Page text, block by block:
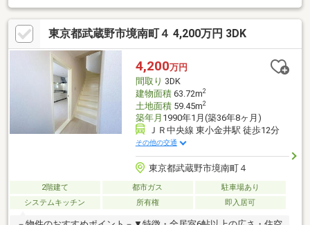
り・各階にトイレを設置・2台駐車可能(車種による)・3LDKに間
取変更可能(別途費用要)▼設備・床暖房・浴室1620サイズ・浴室
乾燥機・食器洗乾燥機▼周辺環境・生鮮&業務スーパー三鷹深大
寺店 徒歩6分(約430m)・大沢むつみ児童遊園 徒歩1分(約80m)■ ご
希望の住まい探しをお手伝いします ━━━━━・・・物件の詳
細・ご相談はお気軽にお問い合わせください。
東京都武蔵野市境南町４ 4,200万円 3DK
4,200万円
間取り 3DK
建物面積63.72m2
土地面積59.45m2
築年月 1990年1月(築36年8ヶ月)
ＪＲ中央線 東小金井駅 徒歩12分
その他の交通
東京都武蔵野市境南町４
2階建て 都市ガス
駐車場あり
システムキッチン
所有権 即入居可